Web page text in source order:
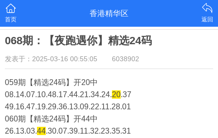
首页
香港精华区
返回
068期：【夜跑遇你】精选24码
发表于：2025-03-16 00:55:05 6038902
059期【精选24码】开20中
08.14.07.10.48.17.44.21.34.24.20.37
49.16.47.19.29.36.13.09.22.11.28.01
060期【精选24码】开44中
26.13.03.44.30.07.39.11.32.23.35.31